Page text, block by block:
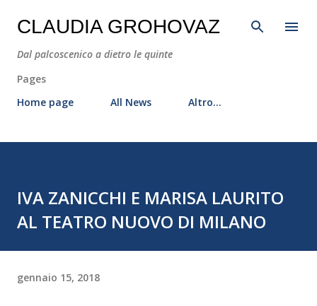
Passa ai contenuti principali
CLAUDIA GROHOVAZ
Dal palcoscenico a dietro le quinte
Pages
Home page
All News Altro…
IVA ZANICCHI E MARISA LAURITO
AL TEATRO NUOVO DI MILANO
gennaio 15, 2018